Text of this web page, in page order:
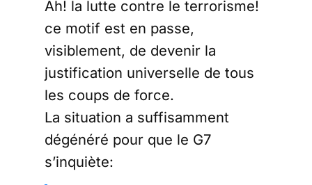
Ah! la lutte contre le terrorisme!
ce motif est en passe,
visiblement, de devenir la
justification universelle de tous
les coups de force.
La situation a suffisamment
dégénéré pour que le G7
s’inquiète: